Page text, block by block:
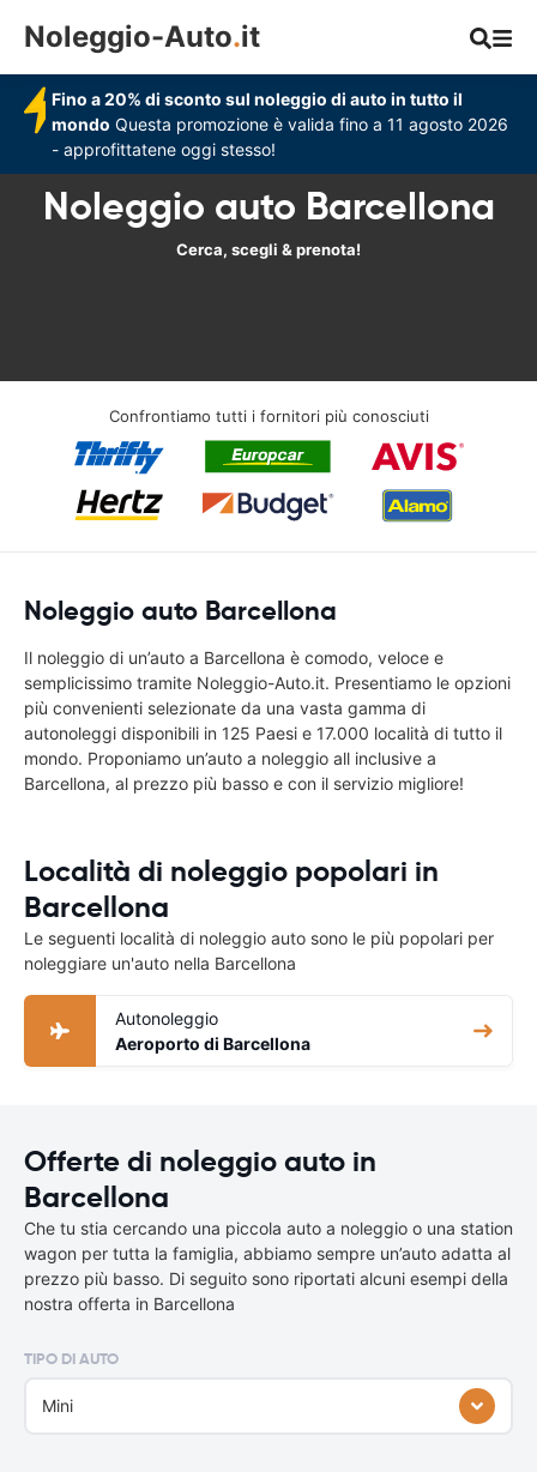
Noleggio-Auto.it
Fino a 20% di sconto sul noleggio di auto in tutto il
mondo Questa promozione è valida fino a 11 agosto 2026
- approfittatene oggi stesso!
Noleggio auto Barcellona
Cerca, scegli & prenota!
Confrontiamo tutti i fornitori più conosciuti
Noleggio auto Barcellona
Il noleggio di un’auto a Barcellona è comodo, veloce e
semplicissimo tramite Noleggio-Auto.it. Presentiamo le opzioni
più convenienti selezionate da una vasta gamma di
autonoleggi disponibili in 125 Paesi e 17.000 località di tutto il
mondo. Proponiamo un’auto a noleggio all inclusive a
Barcellona, al prezzo più basso e con il servizio migliore!
Località di noleggio popolari in
Barcellona
Le seguenti località di noleggio auto sono le più popolari per
noleggiare un'auto nella Barcellona
Autonoleggio
Aeroporto di Barcellona
Offerte di noleggio auto in
Barcellona
Che tu stia cercando una piccola auto a noleggio o una station
wagon per tutta la famiglia, abbiamo sempre un’auto adatta al
prezzo più basso. Di seguito sono riportati alcuni esempi della
nostra offerta in Barcellona
TIPO DI AUTO
Mini